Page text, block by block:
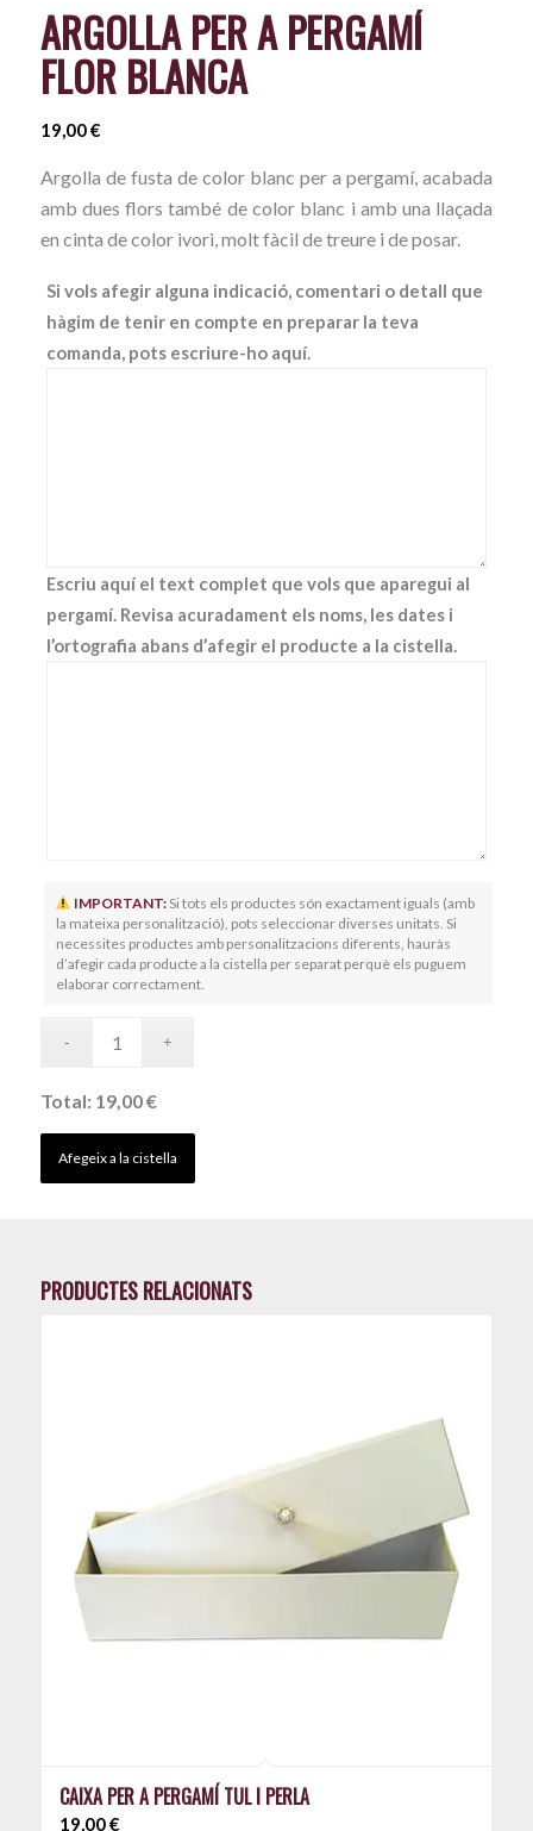
ARGOLLA PER A PERGAMÍ
FLOR BLANCA
19,00€
Argolla de fusta de color blanc per a pergamí, acabada
amb dues flors també de color blanc i amb una llaçada
en cinta de color ivori, molt fàcil de treure i de posar.
Si vols afegir alguna indicació, comentari o detall que
hàgim de tenir en compte en preparar la teva
comanda, pots escriure-ho aquí.
Escriu aquí el text complet que vols que aparegui al
pergamí. Revisa acuradament els noms, les dates i
l’ortografia abans d’afegir el producte a la cistella.
IMPORTANT: Si tots els productes són exactament iguals (amb
la mateixa personalització), pots seleccionar diverses unitats. Si
necessites productes amb personalitzacions diferents, hauràs
d’afegir cada producte a la cistella per separat perquè els puguem
elaborar correctament.
Total: 19,00 €
Afegeix a la cistella
PRODUCTES RELACIONATS
CAIXA PER A PERGAMÍ TUL I PERLA
19,00€